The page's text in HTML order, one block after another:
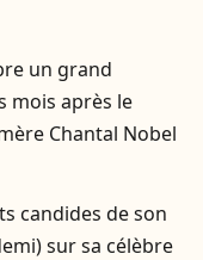
un grand
mois après le
Chantal Nobel
candides de son
sur sa célèbre